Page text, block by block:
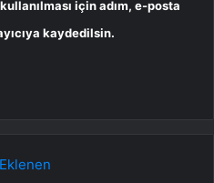
için adım, e-posta
kaydedilsin.